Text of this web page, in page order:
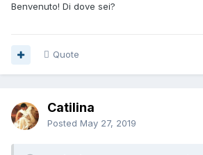
Benvenuto! Di dove sei?
Quote
Catilina
Posted May 27, 2019